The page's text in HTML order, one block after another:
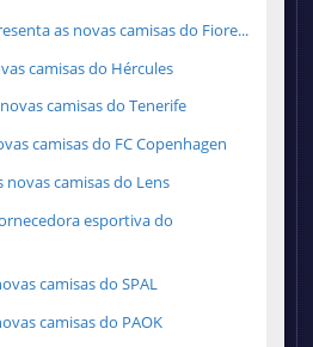
as novas camisas do Fiore...
camisas do Hércules
camisas do Tenerife
camisas do FC Copenhagen
novas camisas do Lens
esportiva do
camisas do SPAL
camisas do PAOK